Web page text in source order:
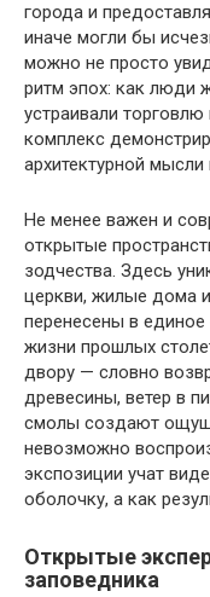
города и
иначе могли бы
можно не просто
ритм эпох: как люди
устраивали
комплекс
архитектурной
Не менее важен и
открытые
зодчества. Здесь
церкви, жилые дома
перенесены в
жизни прошлых
двору — словно
древесины, ветер в
смолы создают
невозможно
экспозиции учат
оболочку, а как
Открытые
заповедника